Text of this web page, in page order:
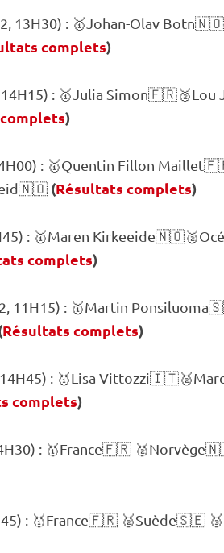
13H30) : 🥇Johan-Olav
complets)
14H15) : 🥇Julia
)
: 🥇Quentin Fillon
(Résultats complets)
: 🥇Maren
complets)
11H15) : 🥇Martin
Résultats complets)
14H45) : 🥇Lisa
complets)
: 🥇France🇫🇷
: 🥇France🇫🇷 🥈Suède🇸🇪